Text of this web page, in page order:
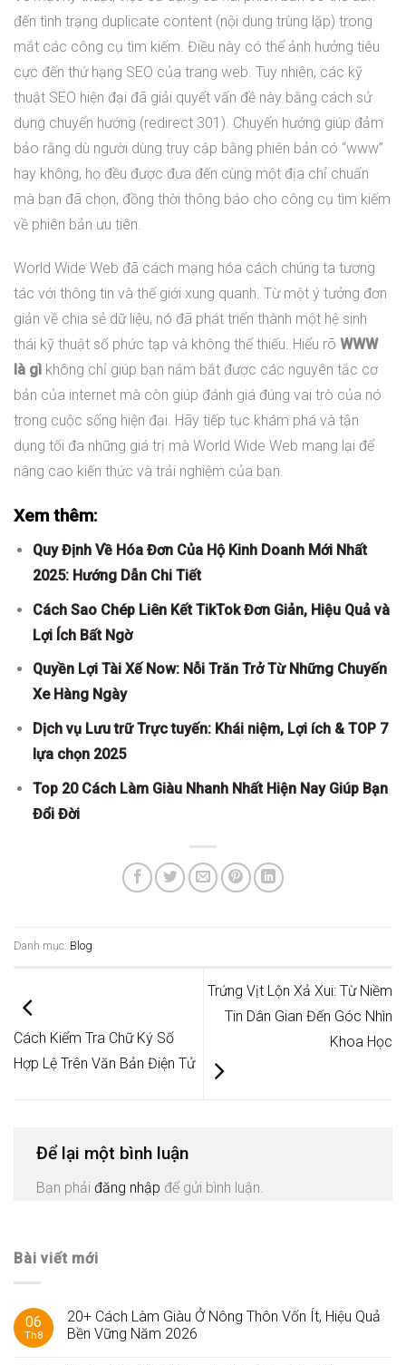
đến tình trạng duplicate content (nội dung trùng lặp) trong
mắt các công cụ tìm kiếm. Điều này có thể ảnh hưởng tiêu
cực đến thứ hạng SEO của trang web. Tuy nhiên, các kỹ
thuật SEO hiện đại đã giải quyết vấn đề này bằng cách sử
dụng chuyển hướng (redirect 301). Chuyển hướng giúp đảm
bảo rằng dù người dùng truy cập bằng phiên bản có “www”
hay không, họ đều được đưa đến cùng một địa chỉ chuẩn
mà bạn đã chọn, đồng thời thông báo cho công cụ tìm kiếm
về phiên bản ưu tiên.
World Wide Web đã cách mạng hóa cách chúng ta tương
tác với thông tin và thế giới xung quanh. Từ một ý tưởng đơn
giản về chia sẻ dữ liệu, nó đã phát triển thành một hệ sinh
thái kỹ thuật số phức tạp và không thể thiếu. Hiểu rõ WWW
là gì không chỉ giúp bạn nắm bắt được các nguyên tắc cơ
bản của internet mà còn giúp đánh giá đúng vai trò của nó
trong cuộc sống hiện đại. Hãy tiếp tục khám phá và tận
dụng tối đa những giá trị mà World Wide Web mang lại để
nâng cao kiến thức và trải nghiệm của bạn.
Xem thêm:
Quy Định Về Hóa Đơn Của Hộ Kinh Doanh Mới Nhất
2025: Hướng Dẫn Chi Tiết
Cách Sao Chép Liên Kết TikTok Đơn Giản, Hiệu Quả và
Lợi Ích Bất Ngờ
Quyền Lợi Tài Xế Now: Nỗi Trăn Trở Từ Những Chuyến
Xe Hàng Ngày
Dịch vụ Lưu trữ Trực tuyến: Khái niệm, Lợi ích & TOP 7
lựa chọn 2025
Top 20 Cách Làm Giàu Nhanh Nhất Hiện Nay Giúp Bạn
Đổi Đời
Danh mục: Blog
Cách Kiểm Tra Chữ Ký Số
Hợp Lệ Trên Văn Bản Điện Tử
Trứng Vịt Lộn Xả Xui: Từ Niềm
Tin Dân Gian Đến Góc Nhìn
Khoa Học
Để lại một bình luận
Bạn phải đăng nhập để gửi bình luận.
Bài viết mới
06
Th8
20+ Cách Làm Giàu Ở Nông Thôn Vốn Ít, Hiệu Quả
Bền Vững Năm 2026